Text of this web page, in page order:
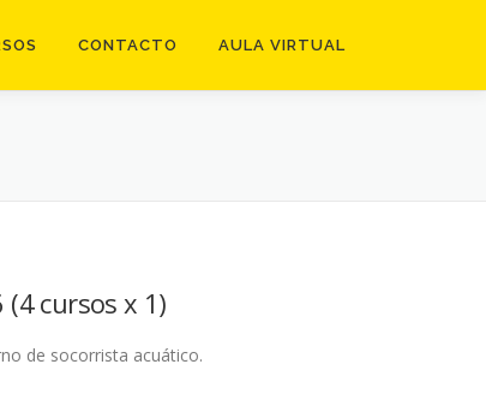
CONTACTO AULA VIRTUAL
(4 cursos x 1)
de socorrista acuático.